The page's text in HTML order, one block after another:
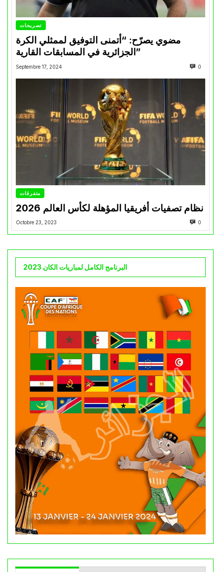
تصريحات
مضوي يصرّح: “أتمنى التوفيق لممثلي الكرة
الجزائرية في المسابقات القارية”
Septembre 17, 2024 0
متفرقات
نظام تصفيات أفريقيا المؤهلة لكأس العالم 2026
Octobre 23, 2023 0
البرنامج الكامل لمباريات الكان 2023